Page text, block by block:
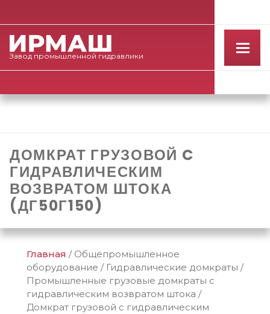
Завод промышленной гидравлики
ДОМКРАТ ГРУЗОВОЙ C
ГИДРАВЛИЧЕСКИМ
ВОЗВРАТОМ ШТОКА
(ДГ50Г150)
Главная / Общепромышленное
оборудование / Гидравлические домкраты /
Промышленные грузовые домкраты c
гидравлическим возвратом штока /
Домкрат грузовой c гидравлическим